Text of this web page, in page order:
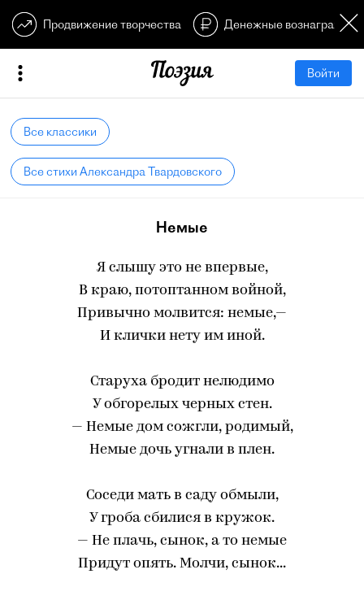
Продвижение творчества Денежные
Войти
Все классики
Все стихи Александра Твардовского
Немые
Я слышу это не впервые,
В краю, потоптанном войной,
Привычно молвится: немые,—
И клички нету им иной.
Старуха бродит нелюдимо
У обгорелых черных стен.
— Немые дом сожгли, родимый,
Немые дочь угнали в плен.
Соседи мать в саду обмыли,
У гроба сбилися в кружок.
— Не плачь, сынок, а то немые
Придут опять. Молчи, сынок...